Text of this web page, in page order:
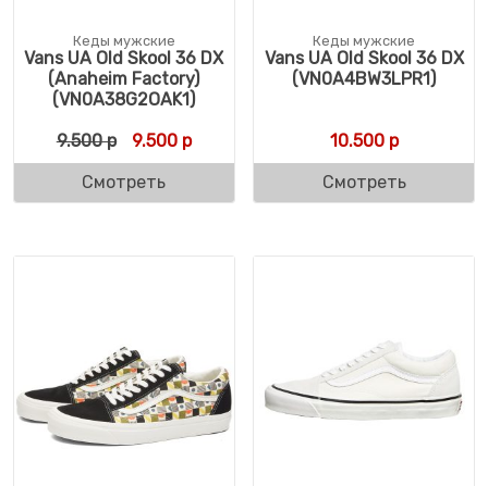
Кеды мужские
Vans UA Old Skool 36 DX
(Anaheim Factory)
(VN0A38G2OAK1)
9.500р Первоначальная цена составляла 9.500 р.
9.500рТекущая цена: 9.500 р.
Смотреть
Кеды мужские
Vans UA Old Skool 36 DX
(VN0A4BW3LPR1)
10.500р
Смотреть